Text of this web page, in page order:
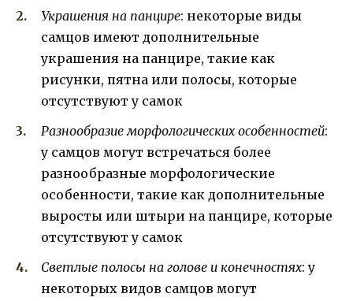
Украшения на панцире: некоторые виды
самцов имеют дополнительные
украшения на панцире, такие как
рисунки, пятна или полосы, которые
отсутствуют у самок
Разнообразие морфологических особенностей:
у самцов могут встречаться более
разнообразные морфологические
особенности, такие как дополнительные
выросты или штыри на панцире, которые
отсутствуют у самок
Светлые полосы на голове и конечностях: у
некоторых видов самцов могут